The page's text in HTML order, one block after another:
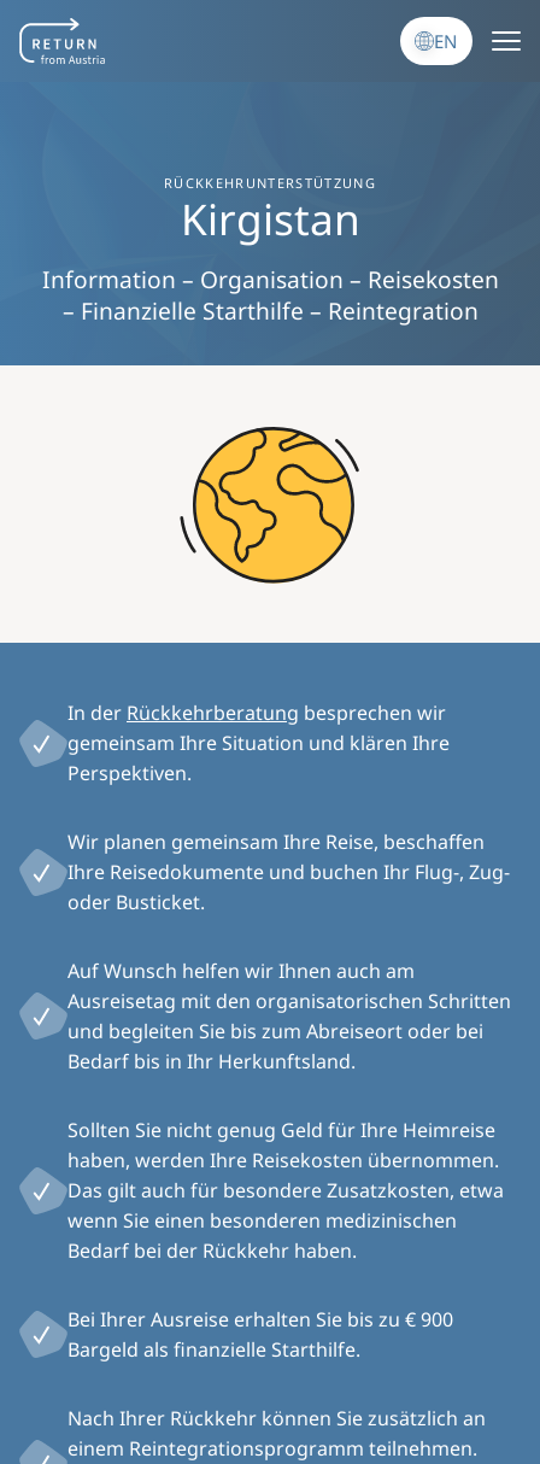
EN
RÜCKKEHRUNTERSTÜTZUNG
Kirgistan
Information – Organisation – Reisekosten
– Finanzielle Starthilfe – Reintegration
In der Rückkehrberatung besprechen wir
gemeinsam Ihre Situation und klären Ihre
Perspektiven.
Wir planen gemeinsam Ihre Reise, beschaffen
Ihre Reisedokumente und buchen Ihr Flug-, Zug-
oder Busticket.
Auf Wunsch helfen wir Ihnen auch am
Ausreisetag mit den organisatorischen Schritten
und begleiten Sie bis zum Abreiseort oder bei
Bedarf bis in Ihr Herkunftsland.
Sollten Sie nicht genug Geld für Ihre Heimreise
haben, werden Ihre Reisekosten übernommen.
Das gilt auch für besondere Zusatzkosten, etwa
wenn Sie einen besonderen medizinischen
Bedarf bei der Rückkehr haben.
Bei Ihrer Ausreise erhalten Sie bis zu € 900
Bargeld als finanzielle Starthilfe.
Nach Ihrer Rückkehr können Sie zusätzlich an
einem Reintegrationsprogramm teilnehmen.